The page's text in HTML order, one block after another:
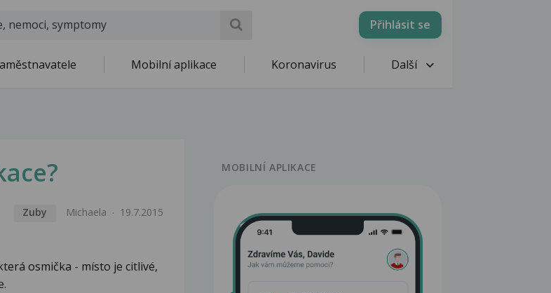
Přihlásit se
Mobilní aplikace Koronavirus Další
Zuby Michaela 19.7.2015
osmička - místo je citlivé,
MOBILNÍ APLIKACE